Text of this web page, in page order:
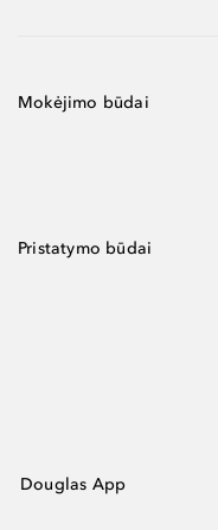
Mokėjimo būdai
Pristatymo būdai
Douglas App